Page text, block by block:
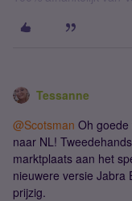
Tessanne
@Scotsman Oh
naar NL!
marktplaats aan het
nieuwere versie Jabra
prijzig.